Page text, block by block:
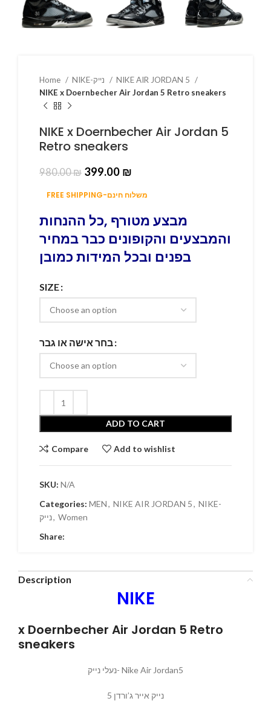
Home
NIKE AIR JORDAN 5
NIKE x Doernbecher Air Jordan 5 Retro sneakers
NIKE x Doernbecher Air Jordan 5
Retro sneakers
980.00₪ 399.00 ₪
FREE SHIPPING-משלוח חינם
מבצע מטורף ,כל ההנחות
והמבצעים והקופונים כבר במחיר
בפנים ובכל המידות כמובן
SIZE
בחר אישה או גבר
ADD TO CART
Compare Add to wishlist
SKU: N/A
Categories: MEN, NIKE AIR JORDAN 5, NIKE-
נייק, Women
Share:
Description
NIKE
x Doernbecher Air Jordan 5 Retro
sneakers
נעלי נייק- Nike Air Jordan5
נייק אייר ג’ורדן 5